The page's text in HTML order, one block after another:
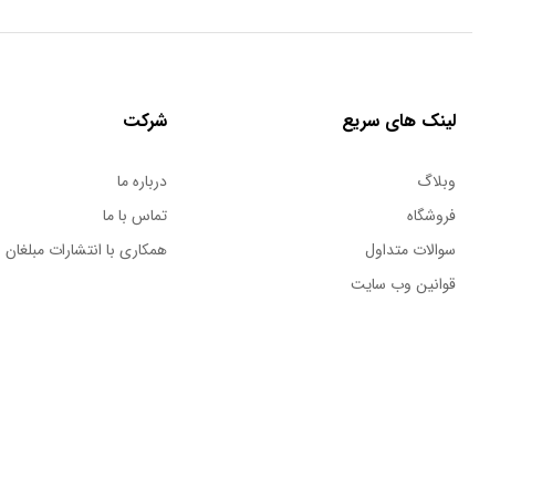
لینک های سریع
وبلاگ
فروشگاه
سوالات متداول
قوانین وب سایت
شرکت
درباره ما
تماس با ما
همکاری با انتشارات مبلغان